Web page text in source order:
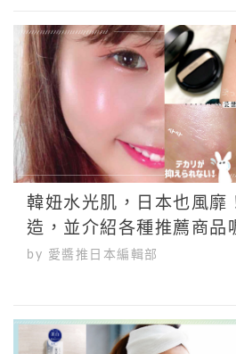
韓妞水光肌，日本也風靡
造，並介紹各種推薦商品
by 愛醬推日本編輯部